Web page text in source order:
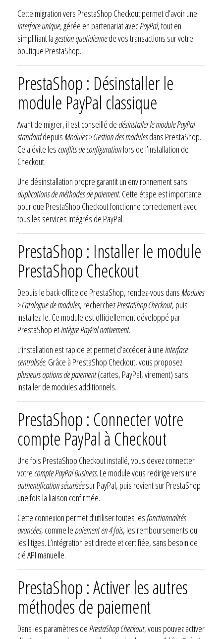
Cette migration vers PrestaShop Checkout permet d’avoir une
interface unique, gérée en partenariat avecPayPal, tout en
simplifiant la gestion quotidiennede vos transactions sur votre
boutique PrestaShop.
PrestaShop : Désinstaller le
module PayPal classique
Avant de migrer, il est conseillé de désinstaller le module PayPal
standarddepuisModules > Gestion des modulesdans PrestaShop.
Cela évite les conflits de configurationlors de l’installation de
Checkout.
Une désinstallation propre garantit un environnement sans
duplications de méthodes de paiement. Cette étape est importante
pour que PrestaShop Checkout fonctionne correctement avec
tous les services intégrés de PayPal.
PrestaShop : Installer le module
PrestaShop Checkout
Depuis le back-office de PrestaShop, rendez-vous dansModules
> Catalogue de modules, recherchezPrestaShop Checkout, puis
installez-le. Ce module est officiellement développé par
PrestaShop etintègre PayPal nativement.
L’installation est rapide et permet d’accéder à uneinterface
centralisée. Grâce à PrestaShop Checkout, vous proposez
plusieurs options de paiement(cartes, PayPal, virement) sans
installer de modules additionnels.
PrestaShop : Connecter votre
compte PayPal à Checkout
Une fois PrestaShop Checkout installé, vous devez connecter
votre compte PayPal Business. Le module vous redirige vers une
authentification sécuriséesur PayPal, puis revient sur PrestaShop
une fois la liaison confirmée.
Cette connexion permet d’utiliser toutes lesfonctionnalités
avancées, comme lepaiement en 4 fois, les remboursements ou
les litiges. L’intégration est directe et certifiée, sans besoin de
clé API manuelle.
PrestaShop : Activer les autres
méthodes de paiement
Dans les paramètres dePrestaShop Checkout, vous pouvez activer